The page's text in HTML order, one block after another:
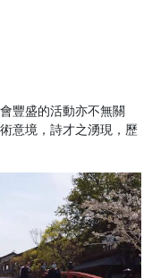
豐盛的活動亦不無關
意境，詩才之湧現，歷